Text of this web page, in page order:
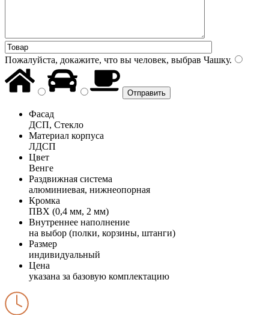
Пожалуйста, докажите, что вы человек, выбрав Чашку.
Фасад
ДСП, Стекло
Материал корпуса
ЛДСП
Цвет
Венге
Раздвижная система
алюминиевая, нижнеопорная
Кромка
ПВХ (0,4 мм, 2 мм)
Внутреннее наполнение
на выбор (полки, корзины, штанги)
Размер
индивидуальный
Цена
указана за базовую комплектацию